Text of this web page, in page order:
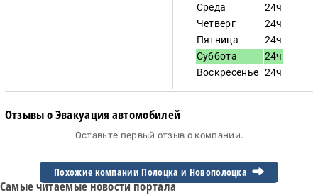
Среда
24ч
Четверг
24ч
Пятница
24ч
Суббота
24ч
Воскресенье 24ч
Отзывы о Эвакуация автомобилей
Оставьте первый отзыв о компании.
Похожие компании Полоцка и Новополоцка
Самые читаемые новости портала